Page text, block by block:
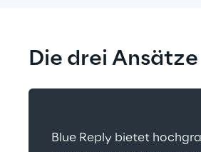
Die drei Ansätze
Blue Reply bietet